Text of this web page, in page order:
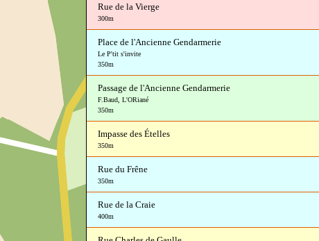
Rue de la Vierge
300m
Place de l'Ancienne Gendarmerie
Le P'tit s'invite
350m
Passage de l'Ancienne Gendarmerie
F.Baud, L'ORiané
350m
Impasse des Ételles
350m
Rue du Frêne
350m
Rue de la Craie
400m